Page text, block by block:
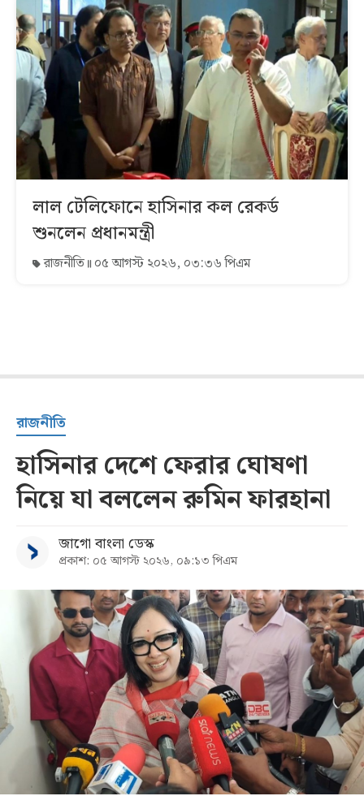
লাল টেলিফোনে হাসিনার কল রেকর্ড
শুনলেন প্রধানমন্ত্রী
রাজনীতি ০৫ আগস্ট ২০২৬, ০৩:৩৬ পিএম
রাজনীতি
হাসিনার দেশে ফেরার ঘোষণা
নিয়ে যা বললেন রুমিন ফারহানা
জাগো বাংলা ডেস্ক
প্রকাশ: ০৫ আগস্ট ২০২৬, ০৯:১৩ পিএম